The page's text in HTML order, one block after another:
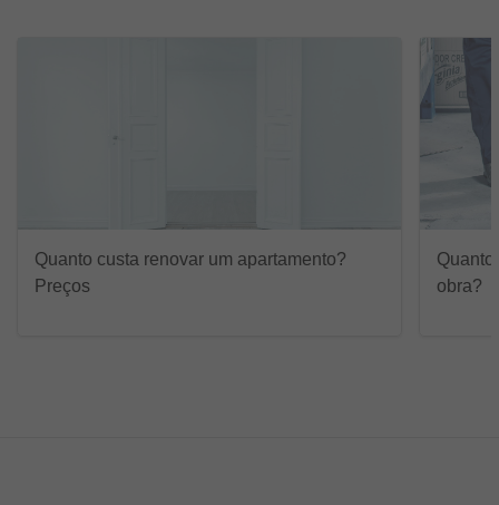
Quanto custa renovar um apartamento?
Preços
obra?